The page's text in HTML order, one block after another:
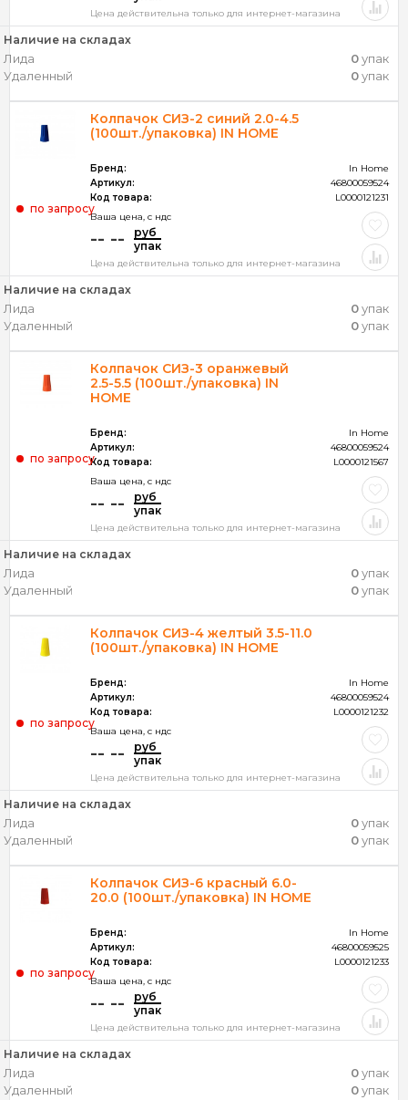
Цена действительна только для интернет-магазина
Наличие на складах
Лида 0упак
Удаленный
0упак
Колпачок СИЗ-2 синий 2.0-4.5
(100шт./упаковка) IN HOME
Бренд:
In Home
Артикул:
46800059524
Код товара:
L0000121231
Ваша цена, c ндс
-- --
руб
упак
по запросу
Цена действительна только для интернет-магазина
Наличие на складах
Лида 0упак
Удаленный
0упак
Колпачок СИЗ-3 оранжевый
2.5-5.5 (100шт./упаковка) IN
HOME
Бренд:
In Home
Артикул:
46800059524
Код товара:
L0000121567
Ваша цена, c ндс
-- --
руб
упак
по запросу
Цена действительна только для интернет-магазина
Наличие на складах
Лида 0упак
Удаленный
0упак
Колпачок СИЗ-4 желтый 3.5-11.0
(100шт./упаковка) IN HOME
Бренд:
In Home
Артикул:
46800059524
Код товара:
L0000121232
Ваша цена, c ндс
-- --
руб
упак
по запросу
Цена действительна только для интернет-магазина
Наличие на складах
Лида 0упак
Удаленный
0упак
Колпачок СИЗ-6 красный 6.0-
20.0 (100шт./упаковка) IN HOME
Бренд:
In Home
Артикул:
46800059525
Код товара:
L0000121233
Ваша цена, c ндс
-- --
руб
упак
по запросу
Цена действительна только для интернет-магазина
Наличие на складах
Лида 0упак
Удаленный
0упак